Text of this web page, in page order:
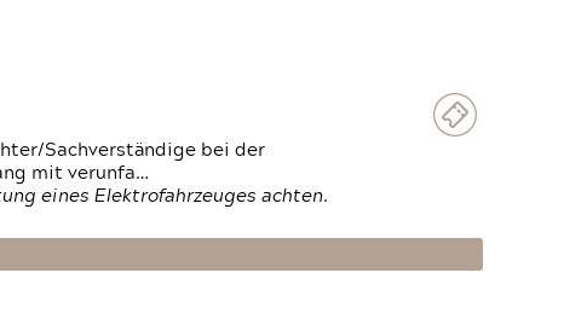
Sachverständige bei der
mit verunfa…
eines Elektrofahrzeuges achten.